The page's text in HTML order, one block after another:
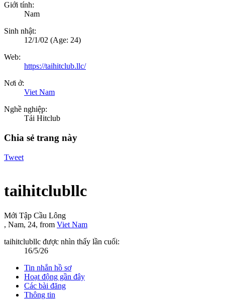
Giới tính:
Nam
Sinh nhật:
12/1/02 (Age: 24)
Web:
https://taihitclub.llc/
Nơi ở:
Viet Nam
Nghề nghiệp:
Tải Hitclub
Chia sẻ trang này
Tweet
taihitclubllc
Mới Tập Cầu Lông
, Nam, 24, from Viet Nam
taihitclubllc được nhìn thấy lần cuối:
16/5/26
Tin nhắn hồ sơ
Hoạt động gần đây
Các bài đăng
Thông tin